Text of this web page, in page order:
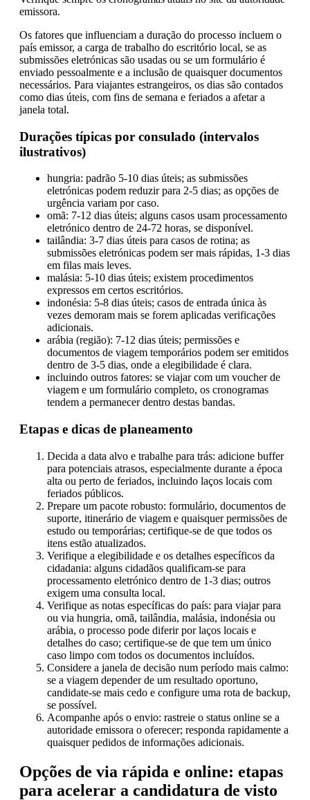
emissora.
Os fatores que influenciam a duração do processo incluem o
país emissor, a carga de trabalho do escritório local, se as
submissões eletrónicas são usadas ou se um formulário é
enviado pessoalmente e a inclusão de quaisquer documentos
necessários. Para viajantes estrangeiros, os dias são contados
como dias úteis, com fins de semana e feriados a afetar a
janela total.
Durações típicas por consulado (intervalos
ilustrativos)
hungria: padrão 5-10 dias úteis; as submissões
eletrónicas podem reduzir para 2-5 dias; as opções de
urgência variam por caso.
omã: 7-12 dias úteis; alguns casos usam processamento
eletrónico dentro de 24-72 horas, se disponível.
tailândia: 3-7 dias úteis para casos de rotina; as
submissões eletrónicas podem ser mais rápidas, 1-3 dias
em filas mais leves.
malásia: 5-10 dias úteis; existem procedimentos
expressos em certos escritórios.
indonésia: 5-8 dias úteis; casos de entrada única às
vezes demoram mais se forem aplicadas verificações
adicionais.
arábia (região): 7-12 dias úteis; permissões e
documentos de viagem temporários podem ser emitidos
dentro de 3-5 dias, onde a elegibilidade é clara.
incluindo outros fatores: se viajar com um voucher de
viagem e um formulário completo, os cronogramas
tendem a permanecer dentro destas bandas.
Etapas e dicas de planeamento
Decida a data alvo e trabalhe para trás: adicione buffer
para potenciais atrasos, especialmente durante a época
alta ou perto de feriados, incluindo laços locais com
feriados públicos.
Prepare um pacote robusto: formulário, documentos de
suporte, itinerário de viagem e quaisquer permissões de
estudo ou temporárias; certifique-se de que todos os
itens estão atualizados.
Verifique a elegibilidade e os detalhes específicos da
cidadania: alguns cidadãos qualificam-se para
processamento eletrónico dentro de 1-3 dias; outros
exigem uma consulta local.
Verifique as notas específicas do país: para viajar para
ou via hungria, omã, tailândia, malásia, indonésia ou
arábia, o processo pode diferir por laços locais e
detalhes do caso; certifique-se de que tem um único
caso limpo com todos os documentos incluídos.
Considere a janela de decisão num período mais calmo:
se a viagem depender de um resultado oportuno,
candidate-se mais cedo e configure uma rota de backup,
se possível.
Acompanhe após o envio: rastreie o status online se a
autoridade emissora o oferecer; responda rapidamente a
quaisquer pedidos de informações adicionais.
Opções de via rápida e online: etapas
para acelerar a candidatura de visto